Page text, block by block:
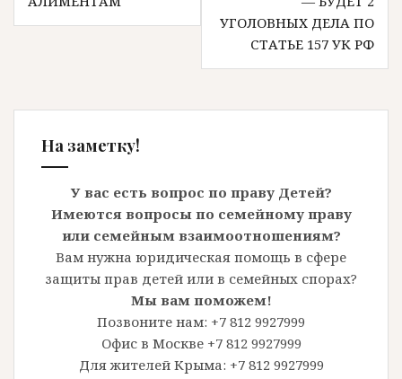
УГОЛОВНЫХ ДЕЛА ПО
СТАТЬЕ 157 УК РФ
На заметку!
У вас есть вопрос по праву Детей?
Имеются вопросы по семейному праву
или семейным взаимоотношениям?
Вам нужна юридическая помощь в сфере
защиты прав детей или в семейных спорах?
Мы вам поможем!
Позвоните нам: +7 812 9927999
Офис в Москве +7 812 9927999
Для жителей Крыма: +7 812 9927999